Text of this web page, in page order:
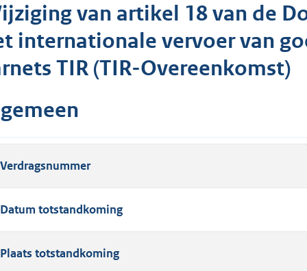
van artikel 18 van de
internationale vervoer van
TIR (TIR-Overeenkomst)
Verdragsnummer
Datum totstandkoming
Plaats totstandkoming